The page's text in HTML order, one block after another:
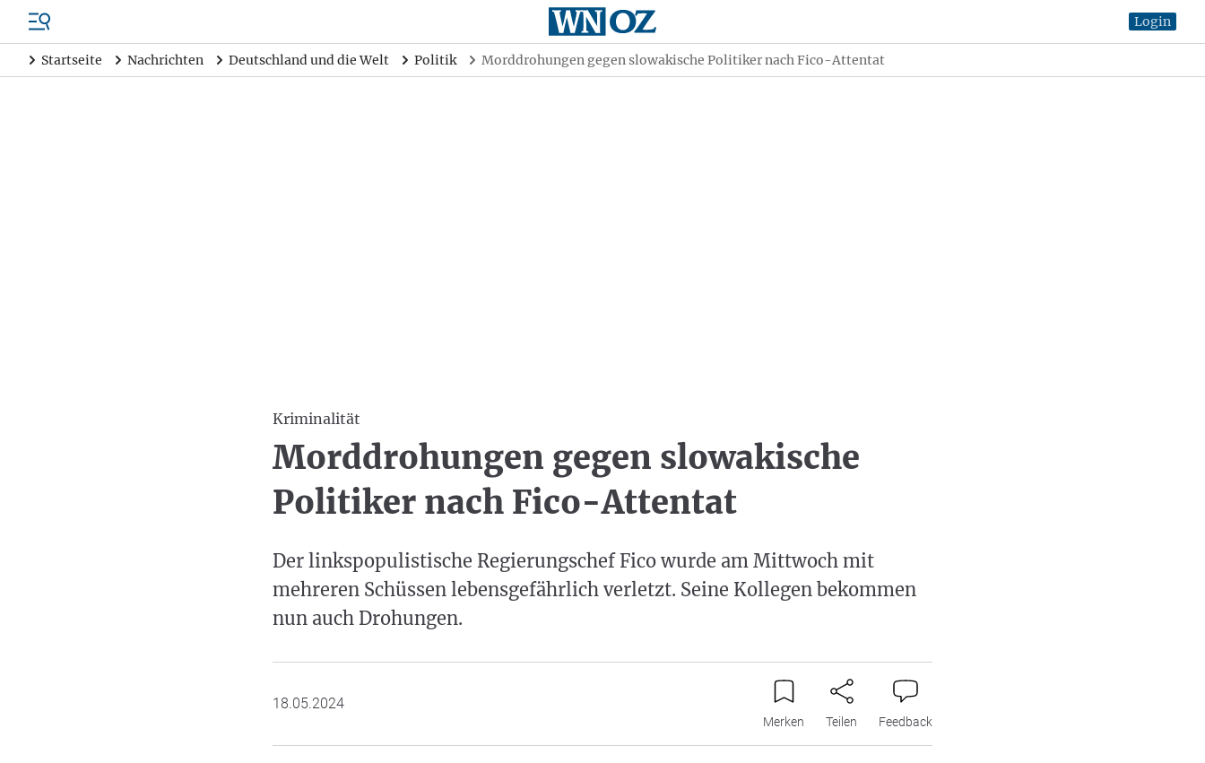
Login
Startseite Nachrichten Deutschland und die Welt Politik Morddrohungen gegen slowakische Politiker nach Fico-Attentat
Kriminalität
Morddrohungen gegen slowakische
Politiker nach Fico-Attentat
Der linkspopulistische Regierungschef Fico wurde am Mittwoch mit
mehreren Schüssen lebensgefährlich verletzt. Seine Kollegen bekommen
nun auch Drohungen.
18.05.2024
Merken Teilen Feedback